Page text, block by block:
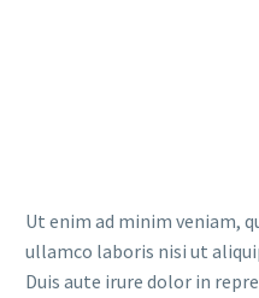
Ut enim ad minim veniam,
ullamco laboris nisi ut
Duis aute irure dolor in